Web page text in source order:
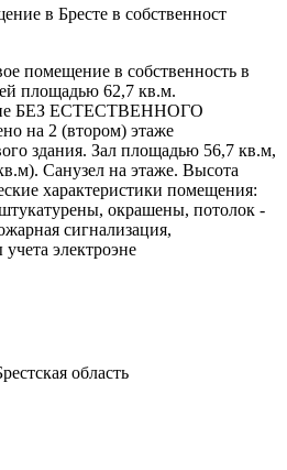
в Бресте в собственност
помещение в собственность в
площадью 62,7 кв.м.
БЕЗ ЕСТЕСТВЕННОГО
на 2 (втором) этаже
здания. Зал площадью 56,7 кв.м,
Санузел на этаже. Высота
характеристики помещения:
окрашены, потолок -
сигнализация,
электроэне
область